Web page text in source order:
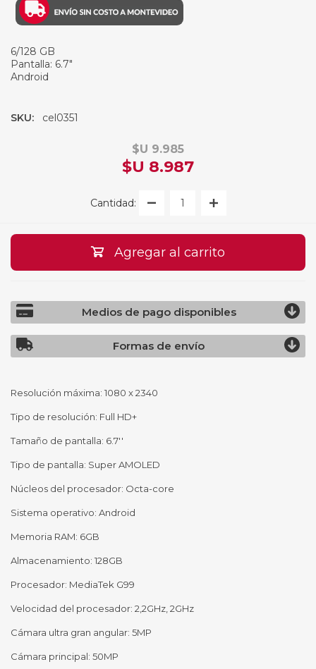
6/128 GB
Pantalla: 6.7"
Android
SKU: cel0351
$U 9.985
$U 8.987
Cantidad:
Agregar al carrito
Medios de pago disponibles
Formas de envío
Resolución máxima: 1080 x 2340
Tipo de resolución: Full HD+
Tamaño de pantalla: 6.7''
Tipo de pantalla: Super AMOLED
Núcleos del procesador: Octa-core
Sistema operativo: Android
Memoria RAM: 6GB
Almacenamiento: 128GB
Procesador: MediaTek G99
Velocidad del procesador: 2,2GHz, 2GHz
Cámara ultra gran angular: 5MP
Cámara principal: 50MP